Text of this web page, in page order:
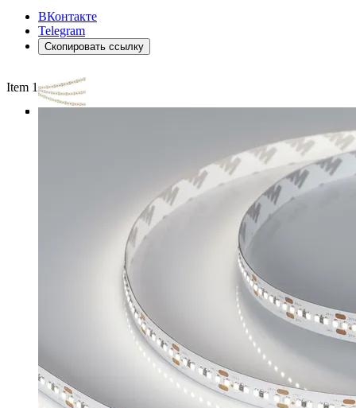
ВКонтакте
Telegram
Скопировать ссылку
Item 1 of 4